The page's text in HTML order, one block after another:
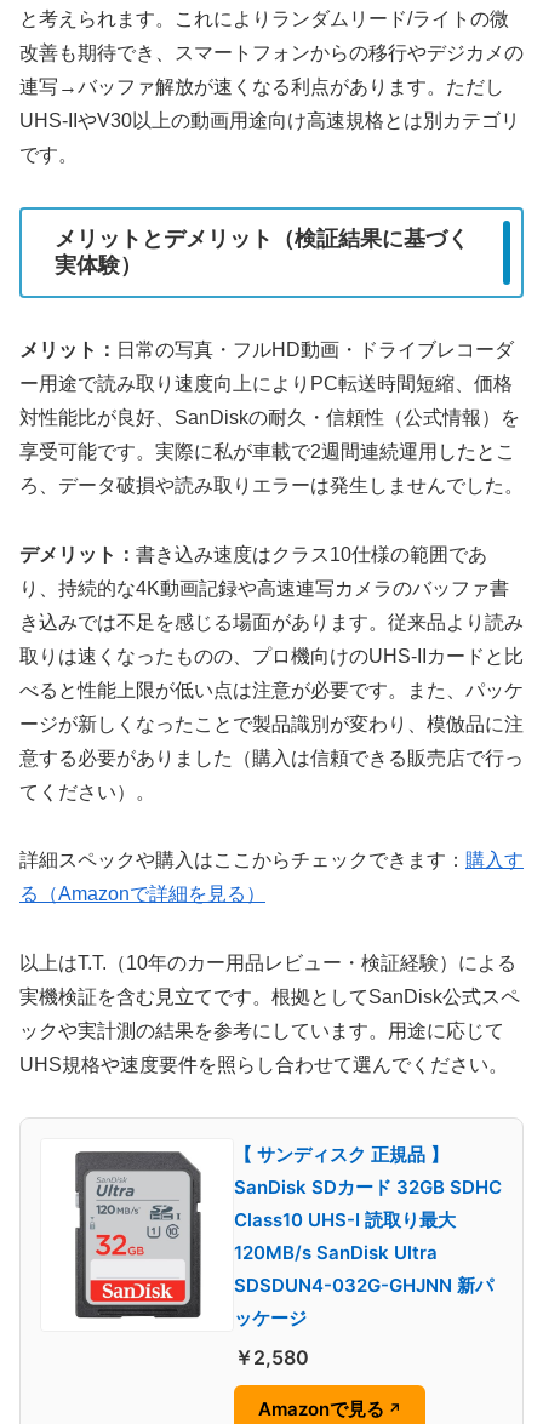
と考えられます。これによりランダムリード/ライトの微
改善も期待でき、スマートフォンからの移行やデジカメの
連写→バッファ解放が速くなる利点があります。ただし
UHS-IIやV30以上の動画用途向け高速規格とは別カテゴリ
です。
メリットとデメリット（検証結果に基づく
実体験）
メリット： 日常の写真・フルHD動画・ドライブレコーダ
ー用途で読み取り速度向上によりPC転送時間短縮、価格
対性能比が良好、SanDiskの耐久・信頼性（公式情報）を
享受可能です。実際に私が車載で2週間連続運用したとこ
ろ、データ破損や読み取りエラーは発生しませんでした。
デメリット： 書き込み速度はクラス10仕様の範囲であ
り、持続的な4K動画記録や高速連写カメラのバッファ書
き込みでは不足を感じる場面があります。従来品より読み
取りは速くなったものの、プロ機向けのUHS-IIカードと比
べると性能上限が低い点は注意が必要です。また、パッケ
ージが新しくなったことで製品識別が変わり、模倣品に注
意する必要がありました（購入は信頼できる販売店で行っ
てください）。
詳細スペックや購入はここからチェックできます： 購入す
る（Amazonで詳細を見る）
以上はT.T.（10年のカー用品レビュー・検証経験）による
実機検証を含む見立てです。根拠としてSanDisk公式スペ
ックや実計測の結果を参考にしています。用途に応じて
UHS規格や速度要件を照らし合わせて選んでください。
【 サンディスク 正規品 】
SanDisk SDカード 32GB SDHC
Class10 UHS-I 読取り最大
120MB/s SanDisk Ultra
SDSDUN4-032G-GHJNN 新パ
ッケージ
￥2,580
Amazonで見る ↗